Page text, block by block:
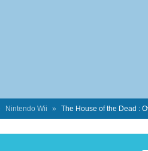
Nintendo Wii The House of the Dead :